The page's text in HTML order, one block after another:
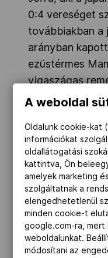
0:4 vereséget
továbbiakban a
arányban
ezüstérmes
vigaszágas
tovaszálltak
Szombat reggel
2011. U21
kezdett.
Logan volt,
Bakuban U21
küzdelemben
szerzett pontot
francia
A weboldal
Oldalunk cookie-kat
információkat
oldallátogatási
kattintva, Ön
amelyek marketing
szolgáltatnak a
elengedhetetlenül
minden cookie-t
google.com-ra, mert
weboldalunkat.
módosítani az